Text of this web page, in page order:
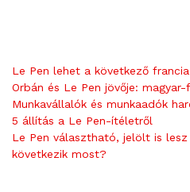
Le Pen lehet a következő
Orbán és Le Pen jövője:
Munkavállalók és munkaadók
5 állítás a Le Pen-ítéletről
Le Pen választható, jelölt is
következik most?